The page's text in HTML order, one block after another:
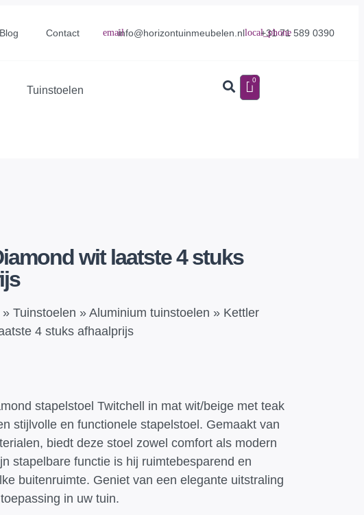
Blog Contact info@horizontuinmeubelen.nl +31 71 589 0390
Tuinstoelen
0
wit laatste 4 stuks
» Tuinstoelen » Aluminium tuinstoelen » Kettler
4 stuks afhaalprijs
stapelstoel Twitchell in mat wit/beige met teak
stijlvolle en functionele stapelstoel. Gemaakt van
biedt deze stoel zowel comfort als modern
stapelbare functie is hij ruimtebesparend en
buitenruimte. Geniet van een elegante uitstraling
in uw tuin.